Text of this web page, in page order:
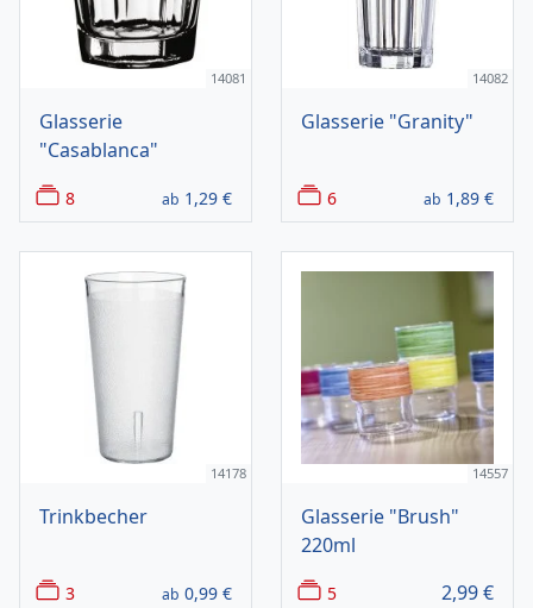
14081
Glasserie
"Casablanca"
8 ab 1,29 €
14082
Glasserie "Granity"
6 ab 1,89 €
14178
Trinkbecher
3 ab 0,99 €
14557
Glasserie "Brush"
220ml
5 2,99€